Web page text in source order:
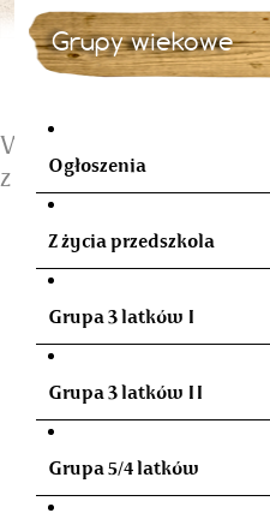
Grupy wiekowe
W oczekiwaniu na
z Mikołajem
Ogłoszenia
Z życia przedszkola
Grupa 3 latków I
Grupa 3 latków II
Grupa 5/4 latków